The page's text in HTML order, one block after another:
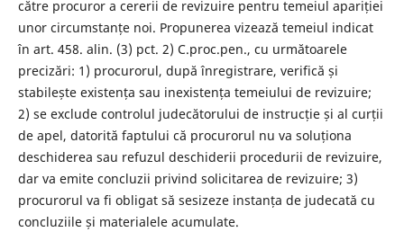
către procuror a cererii de revizuire pentru temeiul apariției
unor circumstanțe noi. Propunerea vizează temeiul indicat
în art. 458. alin. (3) pct. 2) C.proc.pen., cu următoarele
precizări: 1) procurorul, după înregistrare, verifică și
stabilește existența sau inexistența temeiului de revizuire;
2) se exclude controlul judecătorului de instrucție și al curții
de apel, datorită faptului că procurorul nu va soluționa
deschiderea sau refuzul deschiderii procedurii de revizuire,
dar va emite concluzii privind solicitarea de revizuire; 3)
procurorul va fi obligat să sesizeze instanța de judecată cu
concluziile și materialele acumulate.